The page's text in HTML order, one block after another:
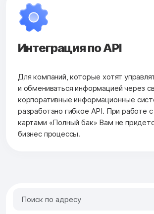
Интеграция по API
Для компаний, которые хотят
и обмениваться информацией через
корпоративные информационные
разработано гибкое API. При работе
картами «Полный бак» Вам не
бизнес процессы.